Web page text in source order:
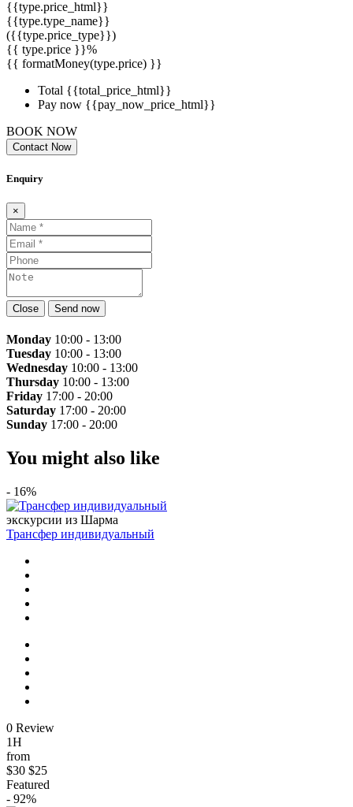
{{type.price_html}}
{{type.type_name}}
({{type.price_type}})
{{ type.price }}%
{{ formatMoney(type.price) }}
Total {{total_price_html}}
Pay now {{pay_now_price_html}}
BOOK NOW
Contact Now
Enquiry
×
Close Send now
Monday 10:00 - 13:00
Tuesday 10:00 - 13:00
Wednesday 10:00 - 13:00
Thursday 10:00 - 13:00
Friday 17:00 - 20:00
Saturday 17:00 - 20:00
Sunday 17:00 - 20:00
You might also like
- 16%
экскурсии из Шарма
Трансфер индивидуальный
0 Review
1H
from
$30 $25
Featured
- 92%